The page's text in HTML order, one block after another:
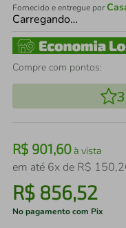
Fornecido e entregue por
Carregando…
Compre com pontos:
R$ 901,60à vista
em até 6x de R$ 150,
R$ 856,52
No pagamento com Pix